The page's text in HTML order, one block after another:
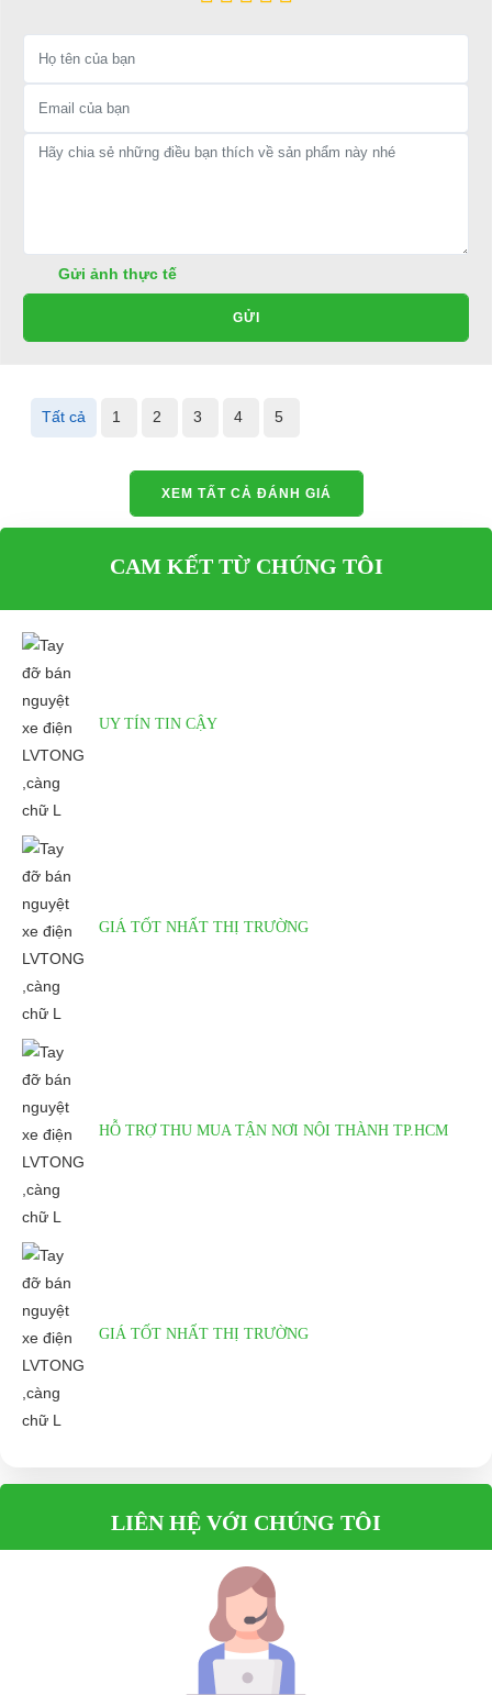
E-mail:phuhuynhkd@gmail.com
Website: phutungxegolf.com
Gửi ảnh thực tế
GỬI
Tất cả 1 2 3 4 5
XEM TẤT CẢ ĐÁNH GIÁ
CAM KẾT TỪ CHÚNG TÔI
UY TÍN TIN CẬY
GIÁ TỐT NHẤT THỊ TRƯỜNG
HỖ TRỢ THU MUA TẬN NƠI NỘI THÀNH TP.HCM
GIÁ TỐT NHẤT THỊ TRƯỜNG
LIÊN HỆ VỚI CHÚNG TÔI